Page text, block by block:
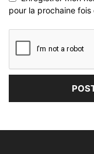
pour la prochaine